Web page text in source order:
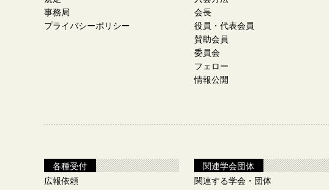
事務局
プライバシーポリシー
会長
役員・代表会員
賛助会員
委員会
フェロー
情報公開
各種受付
広報依頼
関連学会団体
関連する学会・団体